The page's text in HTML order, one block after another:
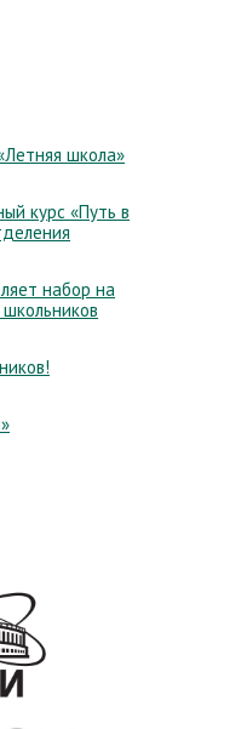
школа»
курс «Путь в
набор на